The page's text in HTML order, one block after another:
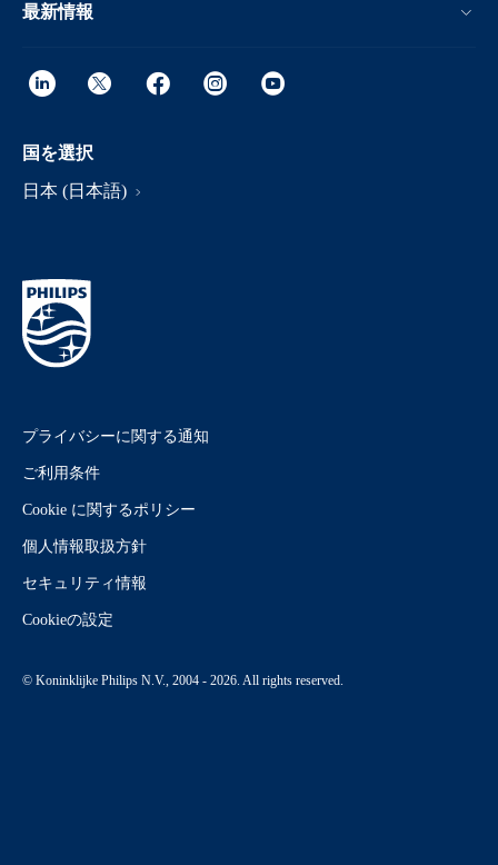
最新情報
国を選択
日本 (日本語)
プライバシーに関する通知
ご利用条件
Cookie に関するポリシー
個人情報取扱方針
セキュリティ情報
Cookieの設定
© Koninklijke Philips N.V., 2004 - 2026. All rights reserved.